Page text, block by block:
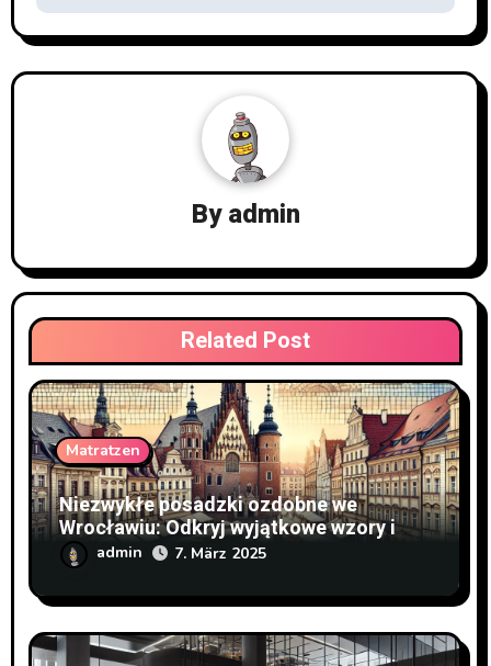
Byadmin
Related Post
Matratzen
Niezwykłe posadzki ozdobne we
Wrocławiu: Odkryj wyjątkowe wzory i
styleadmin 7. März 2025